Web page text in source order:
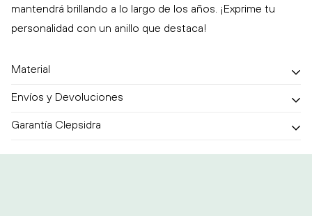
mantendrá brillando a lo largo de los años. ¡Exprime tu
personalidad con un anillo que destaca!
Material
Material: Acero Inoxidable, cuenta con un galvanizado
dándole un alto brillo al material.
Envíos y Devoluciones
Garantía Clepsidra